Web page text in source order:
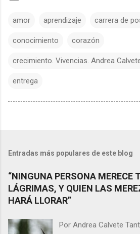
amor aprendizaje carrera de
conocimiento corazón
crecimiento. Vivencias. Andrea
entrega
Entradas más populares de este blog
“NINGUNA PERSONA MERECE
LÁGRIMAS, Y QUIEN LAS
HARÁ LLORAR”
Por Andrea Calvete